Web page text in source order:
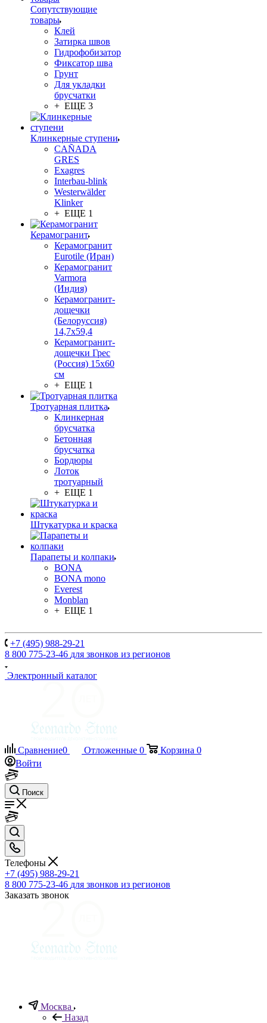
Сопутствующие
товары
Клей
Затирка швов
Гидрофобизатор
Фиксатор шва
Грунт
Для укладки
брусчатки
+ ЕЩЕ 3
Клинкерные ступени
CAÑADA
GRES
Exagres
Interbau-blink
Westerwälder
Klinker
+ ЕЩЕ 1
Керамогранит
Керамогранит
Eurotile (Иран)
Керамогранит
Varmora
(Индия)
Керамогранит-
дощечки
(Белоруссия)
14,7x59,4
Керамогранит-
дощечки Грес
(Россия) 15х60
см
+ ЕЩЕ 1
Тротуарная плитка
Клинкерная
брусчатка
Бетонная
брусчатка
Бордюры
Лоток
тротуарный
+ ЕЩЕ 1
Штукатурка и краска
Парапеты и колпаки
BONA
BONA mono
Everest
Monblan
+ ЕЩЕ 1
+7 (495) 988-29-21
8 800 775-23-46 для звонков из регионов
Электронный каталог
Сравнение0 Отложенные 0 Корзина 0
Войти
Поиск
Телефоны
+7 (495) 988-29-21
8 800 775-23-46 для звонков из регионов
Заказать звонок
Москва
Назад